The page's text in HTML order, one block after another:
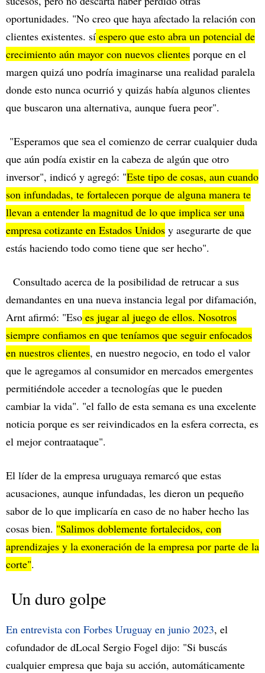
oportunidades. "No creo que haya afectado la relación con
clientes existentes. sí espero que esto abra un potencial de
crecimiento aún mayor con nuevos clientes porque en el
margen quizá uno podría imaginarse una realidad paralela
donde esto nunca ocurrió y quizás había algunos clientes
que buscaron una alternativa, aunque fuera peor".
"Esperamos que sea el comienzo de cerrar cualquier duda
que aún podía existir en la cabeza de algún que otro
inversor", indicó y agregó: "Este tipo de cosas, aun cuando
son infundadas, te fortalecen porque de alguna manera te
llevan a entender la magnitud de lo que implica ser una
empresa cotizante en Estados Unidos y asegurarte de que
estás haciendo todo como tiene que ser hecho".
Consultado acerca de la posibilidad de retrucar a sus
demandantes en una nueva instancia legal por difamación,
Arnt afirmó: "Eso es jugar al juego de ellos. Nosotros
siempre confiamos en que teníamos que seguir enfocados
en nuestros clientes, en nuestro negocio, en todo el valor
que le agregamos al consumidor en mercados emergentes
permitiéndole acceder a tecnologías que le pueden
cambiar la vida". "el fallo de esta semana es una excelente
noticia porque es ser reivindicados en la esfera correcta, es
el mejor contraataque".
El líder de la empresa uruguaya remarcó que estas
acusaciones, aunque infundadas, les dieron un pequeño
sabor de lo que implicaría en caso de no haber hecho las
cosas bien. "Salimos doblemente fortalecidos, con
aprendizajes y la exoneración de la empresa por parte de la
corte".
Un duro golpe
En entrevista con Forbes Uruguay en junio 2023, el
cofundador de dLocal Sergio Fogel dijo: "Si buscás
cualquier empresa que baja su acción, automáticamente